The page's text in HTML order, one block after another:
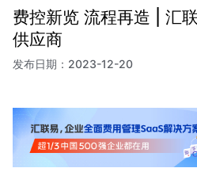
费控新览 流程再造 | 汇
供应商
发布日期： 2023-12-20